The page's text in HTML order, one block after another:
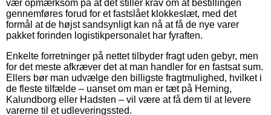
vær opmærksom på at det stiller krav om at bestillingen
gennemføres forud for et fastslået klokkeslæt, med det
formål at de højst sandsynligt kan nå at få de nye varer
pakket forinden logistikpersonalet har fyraften.
Enkelte forretninger på nettet tilbyder fragt uden gebyr, men
for det meste afkræver det at man handler for en fastsat sum.
Ellers bør man udvælge den billigste fragtmulighed, hvilket i
de fleste tilfælde – uanset om man er tæt på Herning,
Kalundborg eller Hadsten – vil være at få dem til at levere
varerne til et udleveringssted.